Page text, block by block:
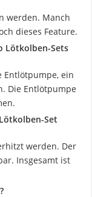
werden. Manch
dieses Feature.
Lötkolben-Sets
Entlötpumpe, ein
Die Entlötpumpe
Set
werden. Der
Insgesamt ist